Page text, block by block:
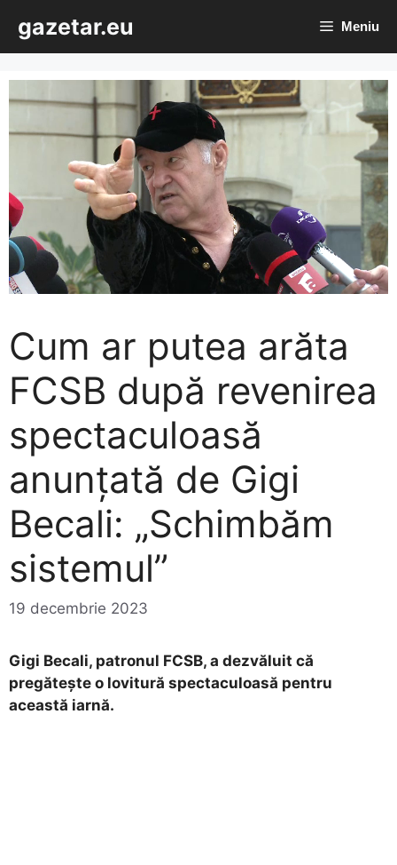
conținut
gazetar.eu Meniu
Cum ar putea arăta
FCSB după revenirea
spectaculoasă
anunțată de Gigi
Becali: „Schimbăm
sistemul”
19 decembrie 2023
Gigi Becali, patronul FCSB, a dezvăluit că
pregătește o lovitură spectaculoasă pentru
această iarnă.